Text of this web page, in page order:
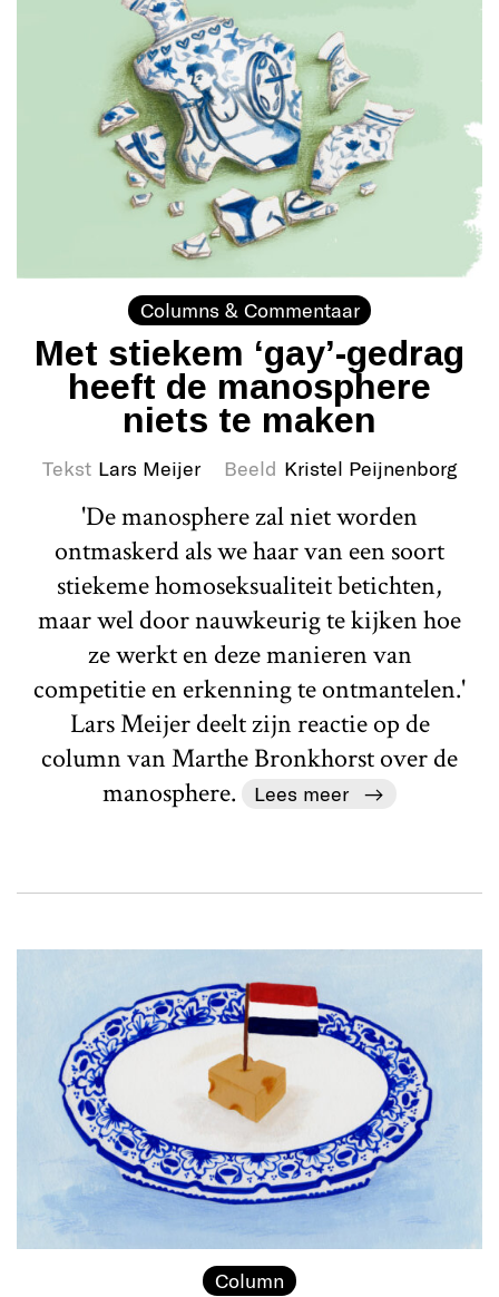
Columns & Commentaar
Met stiekem ‘gay’-gedrag
heeft de manosphere
niets te maken
Tekst Lars Meijer Beeld Kristel Peijnenborg
'De manosphere zal niet worden
ontmaskerd als we haar van een soort
stiekeme homoseksualiteit betichten,
maar wel door nauwkeurig te kijken hoe
ze werkt en deze manieren van
competitie en erkenning te ontmantelen.'
Lars Meijer deelt zijn reactie op de
column van Marthe Bronkhorst over de
manosphere.
Lees meer
Column